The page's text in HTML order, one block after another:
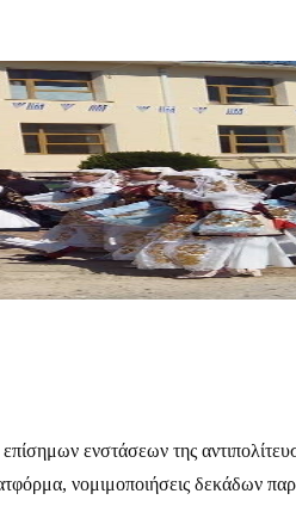
ενστάσεων της
νομιμοποιήσεις δεκάδων